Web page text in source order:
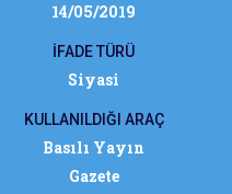
14/05/2019
İFADE TÜRÜ
Siyasi
KULLANILDIĞI ARAÇ
Basılı Yayın
Gazete